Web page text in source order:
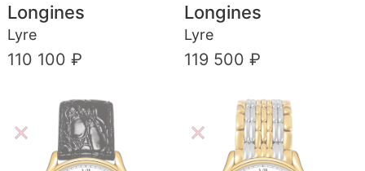
Longines
Lyre
110 100 ₽
Longines
Lyre
119 500 ₽